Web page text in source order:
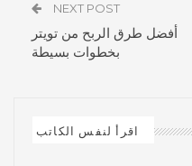
NEXT POST
أفضل طرق الربح من تويتر
بخطوات بسيطة
اقرأ لنفس الكاتب